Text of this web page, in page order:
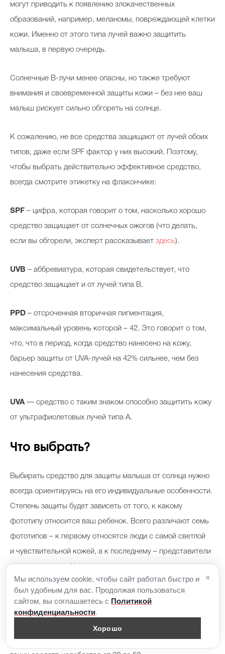
могут приводить к появлению злокачественных
образований, например, меланомы, повреждающей клетки
кожи. Именно от этого типа лучей важно защитить
малыша, в первую очередь.
Солнечные В-лучи менее опасны, но также требуют
внимания и своевременной защиты кожи – без нее ваш
малыш рискует сильно обгореть на солнце.
К сожалению, не все средства защищают от лучей обоих
типов, даже если SPF фактор у них высокий. Поэтому,
чтобы выбрать действительно эффективное средство,
всегда смотрите этикетку на флакончике:
SPF – цифра, которая говорит о том, насколько хорошо
средство защищает от солнечных ожогов (что делать,
если вы обгорели, эксперт рассказывает здесь).
UVB – аббревиатура, которая свидетельствует, что
средство защищает и от лучей типа B.
PPD – отсроченная вторичная пигментация,
максимальный уровень которой – 42. Это говорит о том,
что, что в период, когда средство нанесено на кожу,
барьер защиты от UVA-лучей на 42% сильнее, чем без
нанесения средства.
UVA — средство с таким знаком способно защитить кожу
от ультрафиолетовых лучей типа А.
Что выбрать?
Выбирать средство для защиты малыша от солнца нужно
всегда ориентируясь на его индивидуальные особенности.
Степень защиты будет зависеть от того, к какому
фототипу относится ваш ребенок. Всего различают семь
фототипов – к первому относятся люди с самой светлой
и чувствительной кожей, а к последнему – представители
темнокожих рас. Чем смуглее ваша кожа или кожа вашего
ребенка, тем меньше может быть число SPF на упаковке.
Но все же для защиты ребенка от солнца лучше выбирать
специальную косметику, предназначенную для ухода и
защиты именно детской кожи. Чаще всего SPF фактор у
Мы используем cookie, чтобы сайт работал быстро и
был удобным для вас. Продолжая пользоваться
сайтом, вы соглашаетесь с Политикой
конфиденциальности.
Хорошо
×